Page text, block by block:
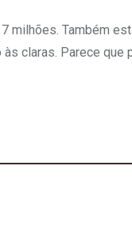
milhões. Também
claras. Parece que